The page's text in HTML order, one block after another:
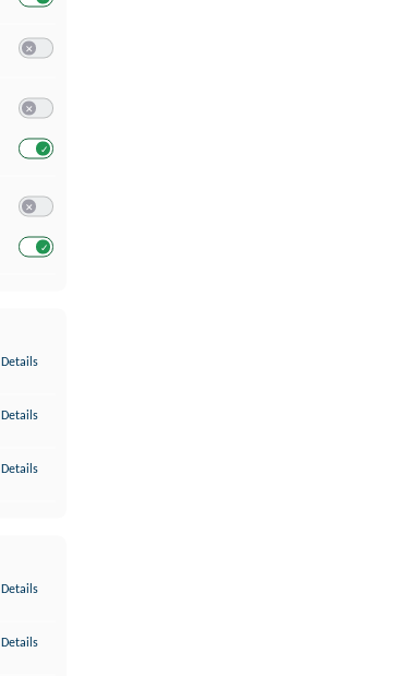
zu Messung der Performance von Inhalten
zu Analyse von Zielgruppen durch Statistiken oder Kombinationen von
zu Entwicklung und Verbesserung der Angebote
Details
Details
Details
Details
Details